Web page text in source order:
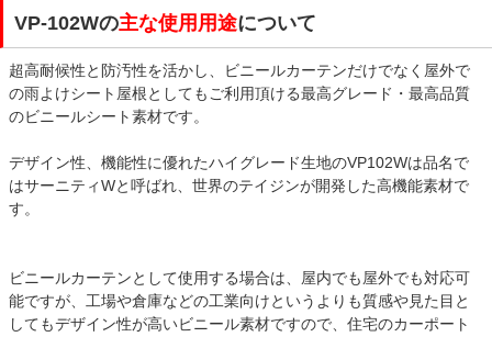
VP-102Wの主な使用用途について
超高耐候性と防汚性を活かし、ビニールカーテンだけでなく屋外で
の雨よけシート屋根としてもご利用頂ける最高グレード・最高品質
のビニールシート素材です。
デザイン性、機能性に優れたハイグレード生地のVP102Wは品名で
はサーニティWと呼ばれ、世界のテイジンが開発した高機能素材で
す。
ビニールカーテンとして使用する場合は、屋内でも屋外でも対応可
能ですが、工場や倉庫などの工業向けというよりも質感や見た目と
してもデザイン性が高いビニール素材ですので、住宅のカーポート